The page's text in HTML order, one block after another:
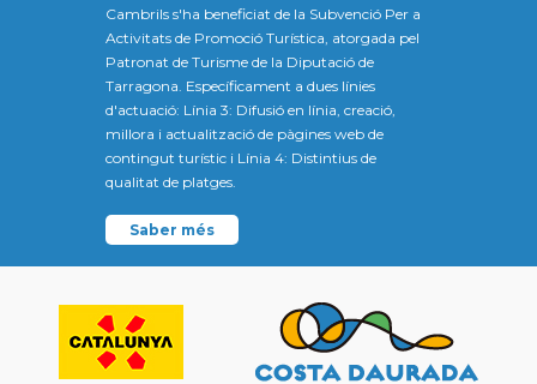
Cambrils s'ha beneficiat de la Subvenció Per a
Activitats de Promoció Turística, atorgada pel
Patronat de Turisme de la Diputació de
Tarragona. Específicament a dues línies
d'actuació: Línia 3: Difusió en línia, creació,
millora i actualització de pàgines web de
contingut turístic i Línia 4: Distintius de
qualitat de platges.
Saber més